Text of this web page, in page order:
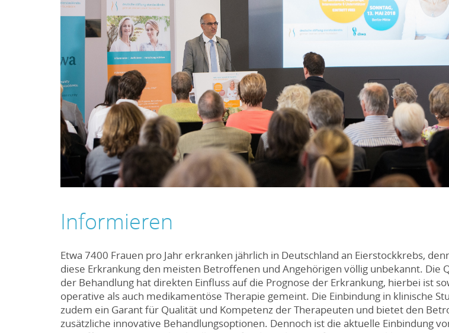
Informieren
Etwa 7400 Frauen pro Jahr erkranken jährlich in Deutschland an Eierstockkrebs,
diese Erkrankung den meisten Betroffenen und Angehörigen völlig unbekannt. Die
der Behandlung hat direkten Einfluss auf die Prognose der Erkrankung, hierbei ist
operative als auch medikamentöse Therapie gemeint. Die Einbindung in klinische
zudem ein Garant für Qualität und Kompetenz der Therapeuten und bietet den
zusätzliche innovative Behandlungsoptionen. Dennoch ist die aktuelle Einbindung